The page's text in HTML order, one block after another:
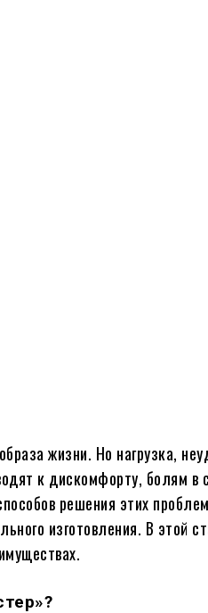
жизни. Но нагрузка,
к дискомфорту, болям в
решения этих
изготовления. В этой